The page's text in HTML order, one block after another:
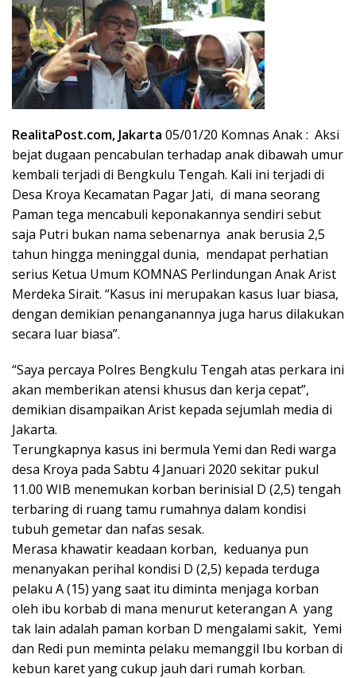
RealitaPost.com, Jakarta 05/01/20 Komnas Anak : Aksi
bejat dugaan pencabulan terhadap anak dibawah umur
kembali terjadi di Bengkulu Tengah. Kali ini terjadi di
Desa Kroya Kecamatan Pagar Jati, di mana seorang
Paman tega mencabuli keponakannya sendiri sebut
saja Putri bukan nama sebenarnya anak berusia 2,5
tahun hingga meninggal dunia, mendapat perhatian
serius Ketua Umum KOMNAS Perlindungan Anak Arist
Merdeka Sirait. “Kasus ini merupakan kasus luar biasa,
dengan demikian penanganannya juga harus dilakukan
secara luar biasa”.
“Saya percaya Polres Bengkulu Tengah atas perkara ini
akan memberikan atensi khusus dan kerja cepat”,
demikian disampaikan Arist kepada sejumlah media di
Jakarta.
Terungkapnya kasus ini bermula Yemi dan Redi warga
desa Kroya pada Sabtu 4 Januari 2020 sekitar pukul
11.00 WIB menemukan korban berinisial D (2,5) tengah
terbaring di ruang tamu rumahnya dalam kondisi
tubuh gemetar dan nafas sesak.
Merasa khawatir keadaan korban, keduanya pun
menanyakan perihal kondisi D (2,5) kepada terduga
pelaku A (15) yang saat itu diminta menjaga korban
oleh ibu korbab di mana menurut keterangan A yang
tak lain adalah paman korban D mengalami sakit, Yemi
dan Redi pun meminta pelaku memanggil Ibu korban di
kebun karet yang cukup jauh dari rumah korban.